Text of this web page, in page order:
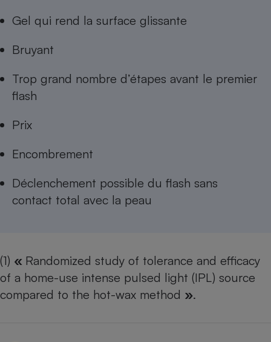
Gel qui rend la surface glissante
Bruyant
Trop grand nombre d’étapes avant le premier
flash
Prix
Encombrement
Déclenchement possible du flash sans
contact total avec la peau
(1) « Randomized study of tolerance and efficacy
of a home-use intense pulsed light (IPL) source
compared to the hot-wax method ».